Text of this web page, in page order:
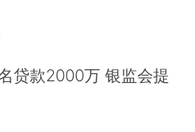
贷款2000万 银监会提